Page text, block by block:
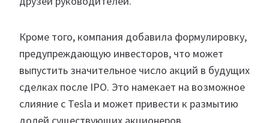
Кроме того, компания добавила формулировку,
предупреждающую инвесторов, что может
выпустить значительное число акций в будущих
сделках после IPO. Это намекает на возможное
слияние с Tesla и может привести к размытию